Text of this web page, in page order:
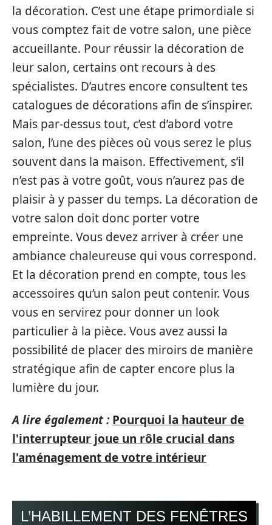
la décoration. C’est une étape primordiale si
vous comptez fait de votre salon, une pièce
accueillante. Pour réussir la décoration de
leur salon, certains ont recours à des
spécialistes. D’autres encore consultent tes
catalogues de décorations afin de s’inspirer.
Mais par-dessus tout, c’est d’abord votre
salon, l’une des pièces où vous serez le plus
souvent dans la maison. Effectivement, s’il
n’est pas à votre goût, vous n’aurez pas de
plaisir à y passer du temps. La décoration de
votre salon doit donc porter votre
empreinte. Vous devez arriver à créer une
ambiance chaleureuse qui vous correspond.
Et la décoration prend en compte, tous les
accessoires qu’un salon peut contenir. Vous
vous en servirez pour donner un look
particulier à la pièce. Vous avez aussi la
possibilité de placer des miroirs de manière
stratégique afin de capter encore plus la
lumière du jour.
A lire également : Pourquoi la hauteur de
l'interrupteur joue un rôle crucial dans
l'aménagement de votre intérieur
L’HABILLEMENT DES FENÊTRES